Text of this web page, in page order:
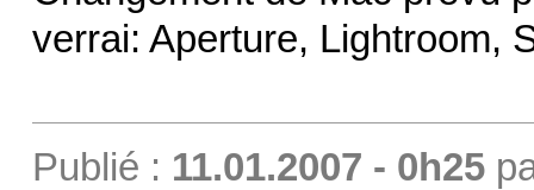
verrai: Aperture, Lightroom,
Publié : 11.01.2007 - 0h25